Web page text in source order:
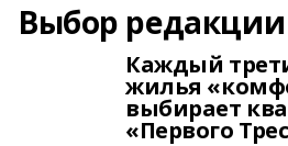
Выбор редакции
Каждый
жилья
выбирает
«Первого